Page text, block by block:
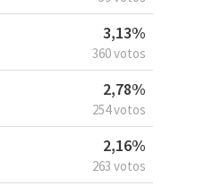
3,13%
360 votos
2,78%
254 votos
2,16%
263 votos